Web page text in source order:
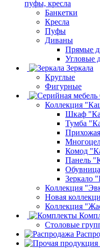
пуфы, кресла
Банкетки
Кресла
Пуфы
Диваны
Прямые
Угловые
Зеркала
Круглые
Фигурные
Коллекция
Шкаф
Тумба
Комод
Панель
Зеркало
Коллекция
Новая
Коллекция
Столовые